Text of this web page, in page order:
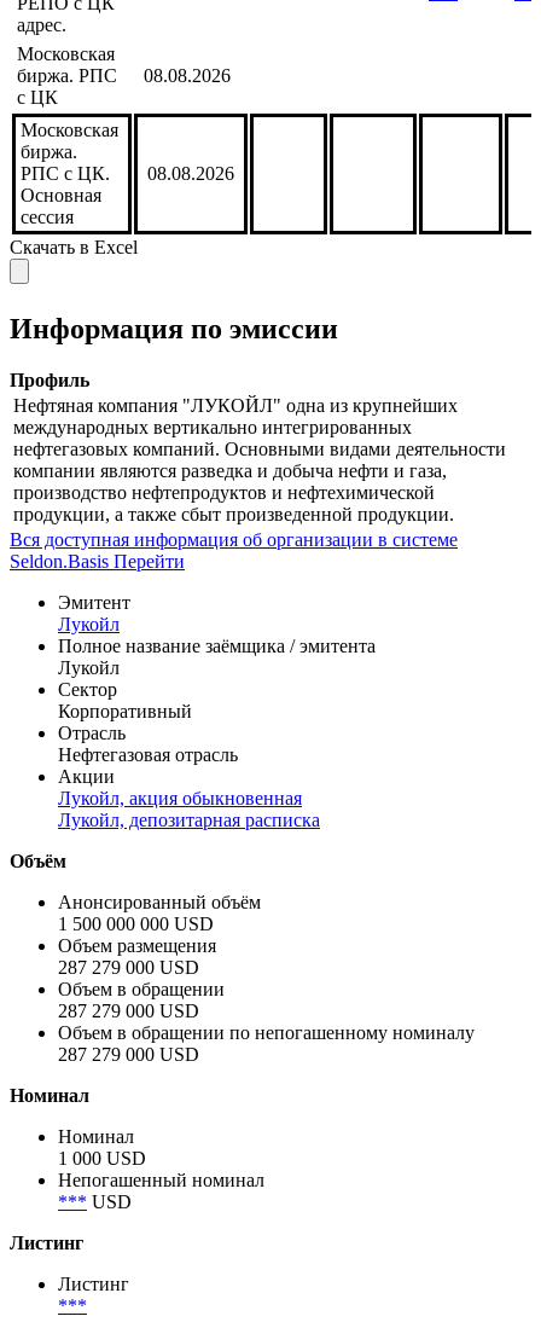
адрес.
Московская
биржа. РПС
с ЦК
08.08.2026
Московская
биржа.
РПС с ЦК.
Основная
сессия
08.08.2026
Скачать в Excel
Информация по эмиссии
Профиль
Нефтяная компания "ЛУКОЙЛ" одна из крупнейших
международных вертикально интегрированных
нефтегазовых компаний. Основными видами деятельности
компании являются разведка и добыча нефти и газа,
производство нефтепродуктов и нефтехимической
продукции, а также сбыт произведенной продукции.
Вся доступная информация об организации в системе
Seldon.Basis Перейти
Эмитент
Лукойл
Полное название заёмщика / эмитента
Лукойл
Сектор
Корпоративный
Отрасль
Нефтегазовая отрасль
Акции
Лукойл, акция обыкновенная
Лукойл, депозитарная расписка
Объём
Анонсированный объём
1 500 000 000 USD
Объем размещения
287 279 000 USD
Объем в обращении
287 279 000 USD
Объем в обращении по непогашенному номиналу
287 279 000 USD
Номинал
Номинал
1 000 USD
Непогашенный номинал
*** USD
Листинг
Листинг
***